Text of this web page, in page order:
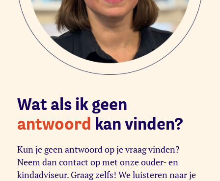
Wat als ik geen
antwoord kan vinden?
Kun je geen antwoord op je vraag vinden?
Neem dan contact op met onze ouder- en
kindadviseur. Graag zelfs! We luisteren naar je